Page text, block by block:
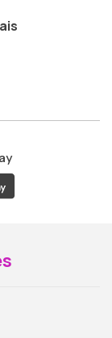
ao